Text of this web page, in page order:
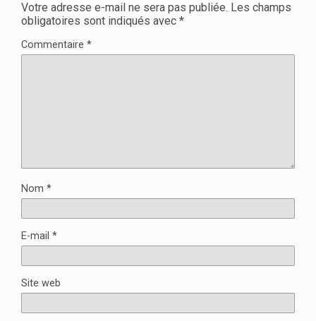
Votre adresse e-mail ne sera pas publiée. Les champs
obligatoires sont indiqués avec *
Commentaire *
Nom *
E-mail *
Site web